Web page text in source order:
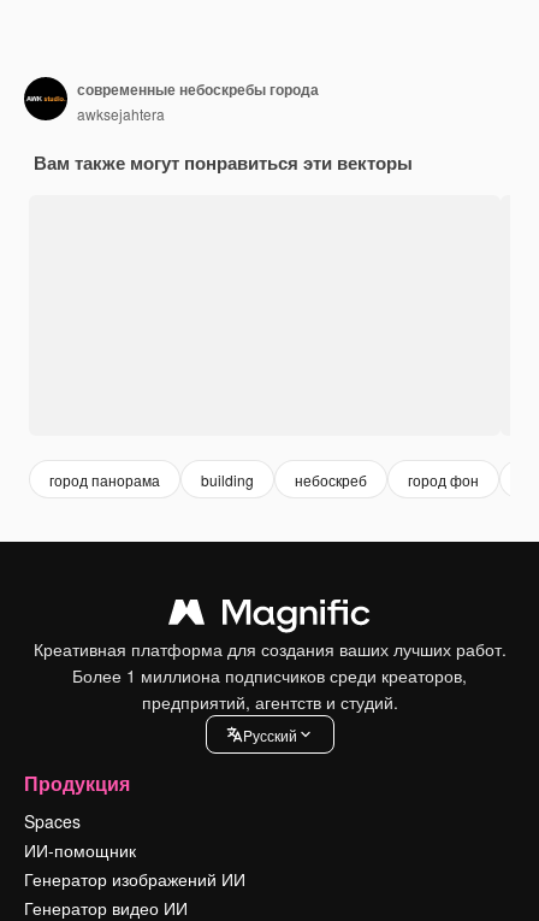
современные небоскребы города
awksejahtera
Вам также могут понравиться эти векторы
город панорама building небоскреб город фон
Креативная платформа для создания ваших лучших работ.
Более 1 миллиона подписчиков среди креаторов,
предприятий, агентств и студий.
Pусский
Продукция
Spaces
ИИ-помощник
Генератор изображений ИИ
Генератор видео ИИ